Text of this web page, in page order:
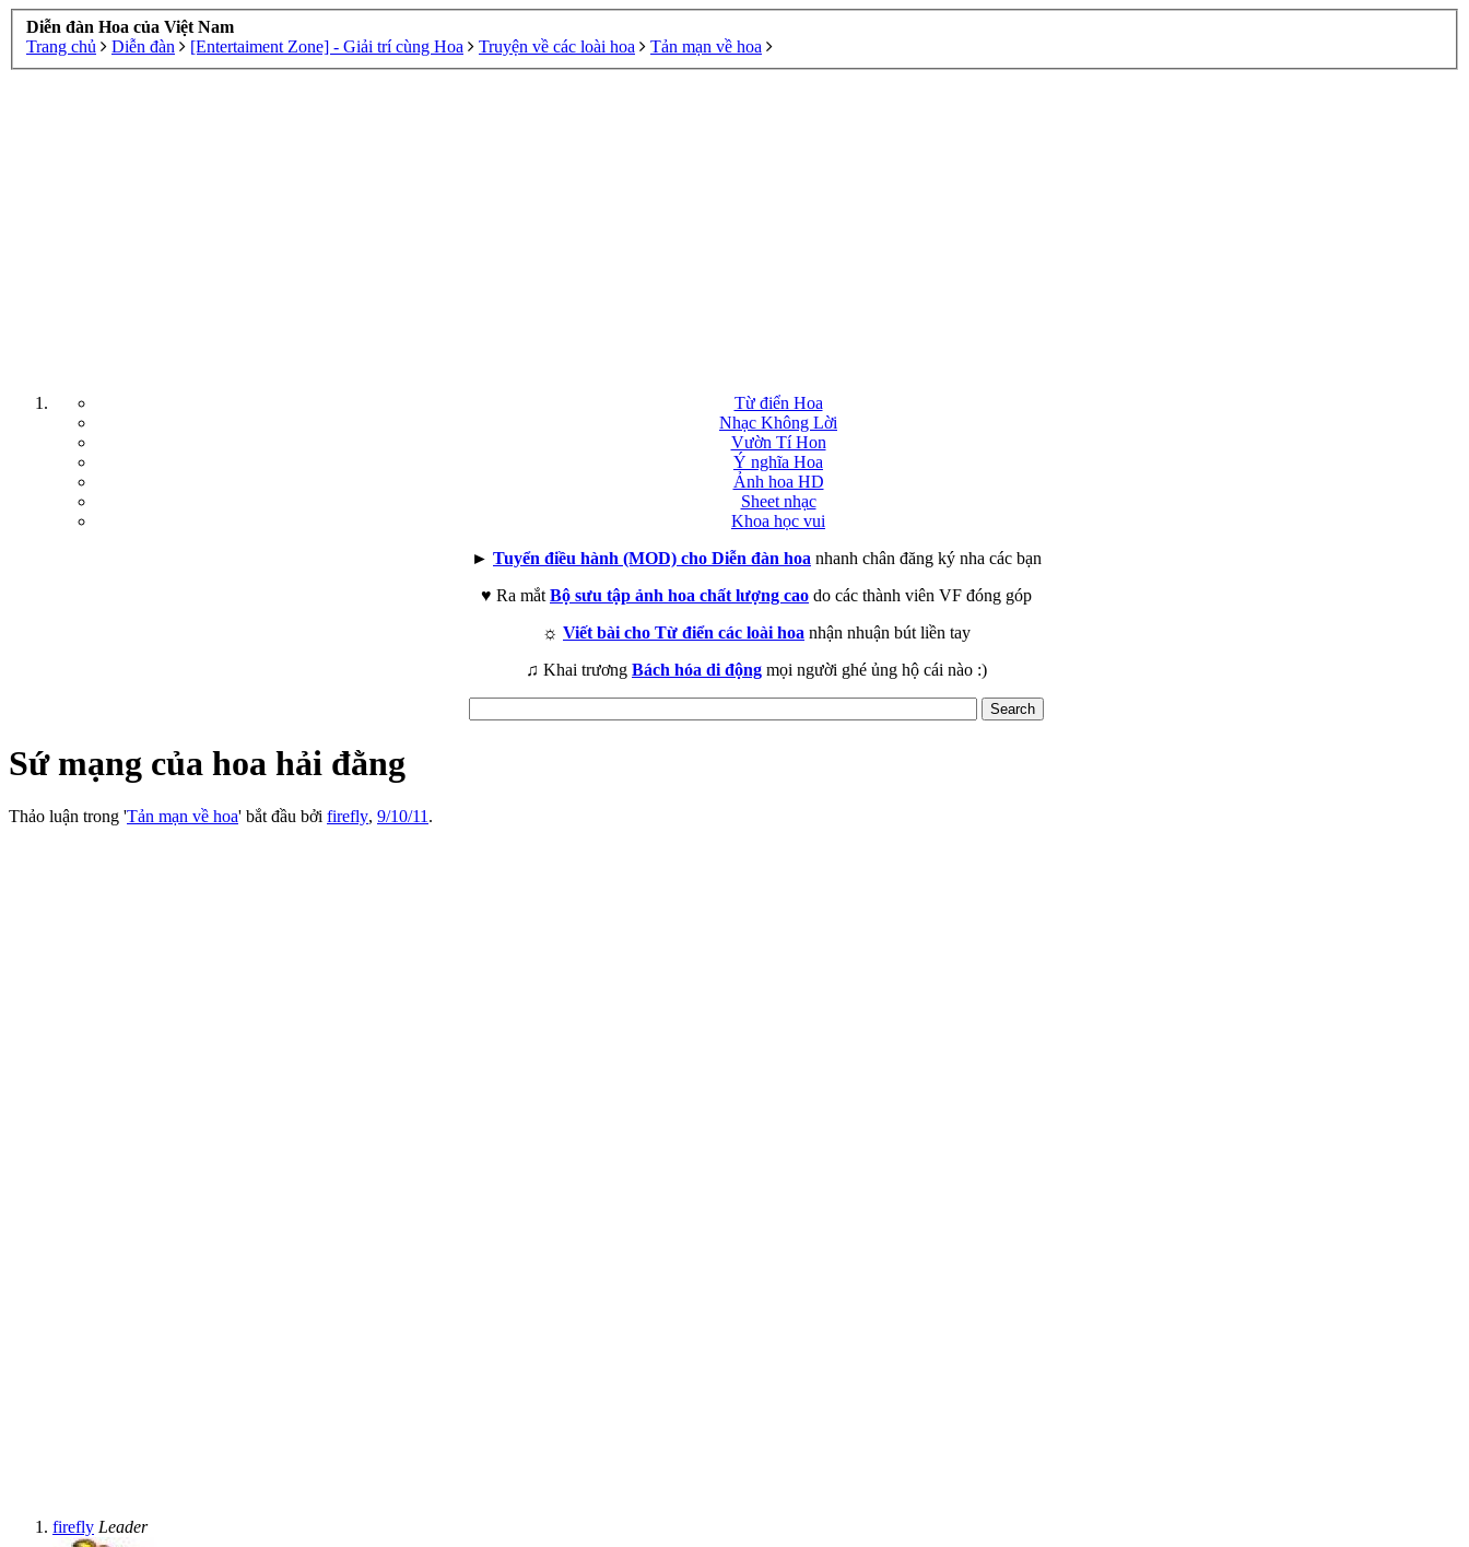
Diễn đàn Hoa của Việt Nam
Trang chủ
Diễn đàn [Entertaiment Zone] - Giải trí cùng Hoa Truyện về các loài hoa Tản mạn về hoa
Từ điển Hoa
Nhạc Không Lời
Vườn Tí Hon
Ý nghĩa Hoa
Ảnh hoa HD
Sheet nhạc
Khoa học vui
► Tuyển điều hành (MOD) cho Diễn đàn hoa nhanh chân đăng ký nha các bạn
♥ Ra mắt Bộ sưu tập ảnh hoa chất lượng cao do các thành viên VF đóng góp
☼ Viết bài cho Từ điển các loài hoa nhận nhuận bút liền tay
♫ Khai trương Bách hóa di động mọi người ghé ủng hộ cái nào :)
Sứ mạng của hoa hải đằng
Thảo luận trong 'Tản mạn về hoa' bắt đầu bởi firefly, 9/10/11.
firefly Leader